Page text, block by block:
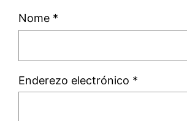
Nome *
Enderezo electrónico *